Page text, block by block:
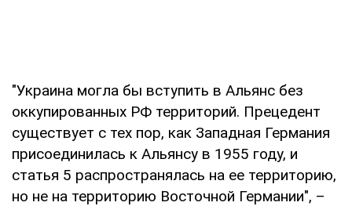
"Украина могла бы вступить в Альянс без
оккупированных РФ территорий. Прецедент
существует с тех пор, как Западная Германия
присоединилась к Альянсу в 1955 году, и
статья 5 распространялась на ее территорию,
но не на территорию Восточной Германии", –